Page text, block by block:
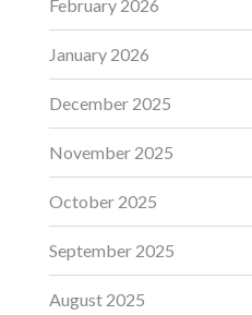
February 2026
January 2026
December 2025
November 2025
October 2025
September 2025
August 2025